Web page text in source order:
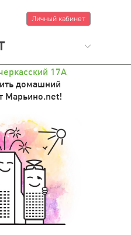
Личный кабинет
17А
домашний
Марьино.net!